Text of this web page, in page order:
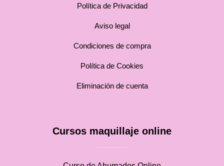
Política de Privacidad
Aviso legal
Condiciones de compra
Política de Cookies
Eliminación de cuenta
Cursos maquillaje online